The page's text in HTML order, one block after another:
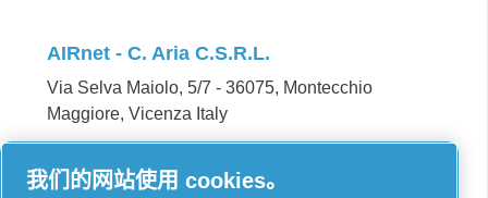
AIRnet - C. Aria C.S.R.L.
Via Selva Maiolo, 5/7 - 36075, Montecchio
Maggiore, Vicenza Italy
我们的网站使用 cookies。